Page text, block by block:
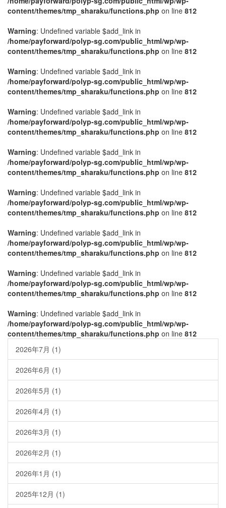
content/themes/tmp_sharaku/functions.php on line 812
Warning: Undefined variable $add_link in
/home/payforward/polyp-sg.com/public_html/wp/wp-
content/themes/tmp_sharaku/functions.php on line 812
Warning: Undefined variable $add_link in
/home/payforward/polyp-sg.com/public_html/wp/wp-
content/themes/tmp_sharaku/functions.php on line 812
Warning: Undefined variable $add_link in
/home/payforward/polyp-sg.com/public_html/wp/wp-
content/themes/tmp_sharaku/functions.php on line 812
Warning: Undefined variable $add_link in
/home/payforward/polyp-sg.com/public_html/wp/wp-
content/themes/tmp_sharaku/functions.php on line 812
Warning: Undefined variable $add_link in
/home/payforward/polyp-sg.com/public_html/wp/wp-
content/themes/tmp_sharaku/functions.php on line 812
Warning: Undefined variable $add_link in
/home/payforward/polyp-sg.com/public_html/wp/wp-
content/themes/tmp_sharaku/functions.php on line 812
Warning: Undefined variable $add_link in
/home/payforward/polyp-sg.com/public_html/wp/wp-
content/themes/tmp_sharaku/functions.php on line 812
Warning: Undefined variable $add_link in
/home/payforward/polyp-sg.com/public_html/wp/wp-
content/themes/tmp_sharaku/functions.php on line 812
2026年7月 (1)
2026年6月 (1)
2026年5月 (1)
2026年4月 (1)
2026年3月 (1)
2026年2月 (1)
2026年1月 (1)
2025年12月 (1)